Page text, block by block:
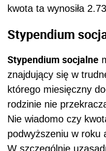
kwota ta wynosiła
Stypendium
Stypendium socjalne
znajdujący się w
którego miesięczny
rodzinie nie
Nie wiadomo czy
podwyższeniu w roku
W szczególnie